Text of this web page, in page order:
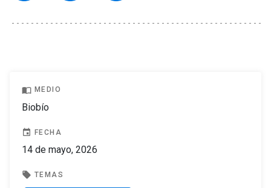
import_contacts MEDIO
Biobío
event FECHA
14 de mayo, 2026
local_offer TEMAS